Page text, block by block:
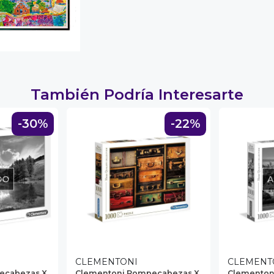
También Podría Interesarte
-30% -22%
CLEMENTONI